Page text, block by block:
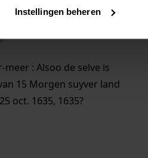
Instellingen beheren
meer : Alsoo de selve is
15 Morgen suyver land
oct. 1635, 1635?